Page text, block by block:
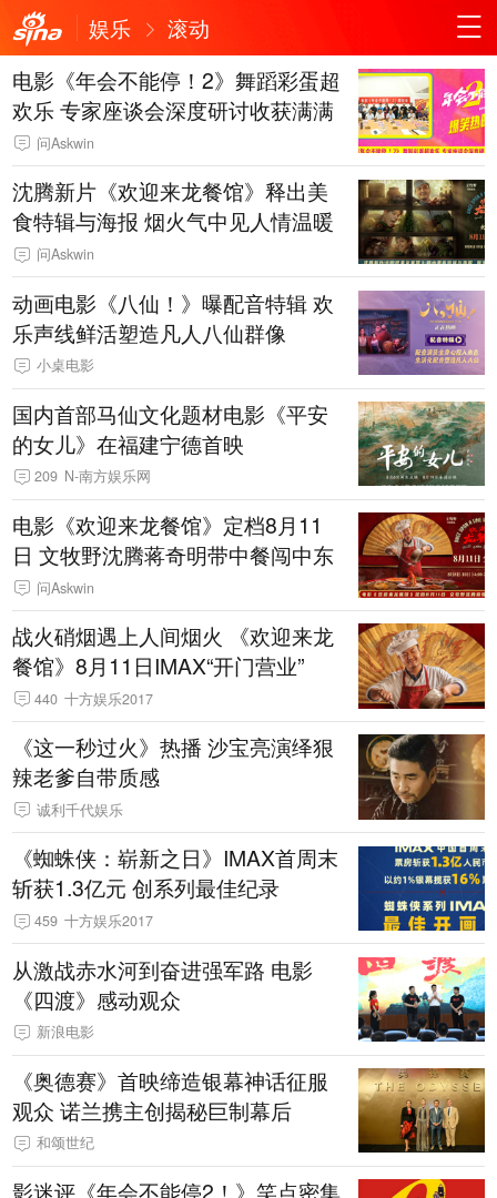
娱乐
滚动
电影《年会不能停！2》舞蹈彩蛋超
欢乐 专家座谈会深度研讨收获满满
问Askwin
沈腾新片《欢迎来龙餐馆》释出美
食特辑与海报 烟火气中见人情温暖
问Askwin
动画电影《八仙！》曝配音特辑 欢
乐声线鲜活塑造凡人八仙群像
小桌电影
国内首部马仙文化题材电影《平安
的女儿》在福建宁德首映
209 N-南方娱乐网
电影《欢迎来龙餐馆》定档8月11
日 文牧野沈腾蒋奇明带中餐闯中东
问Askwin
战火硝烟遇上人间烟火 《欢迎来龙
餐馆》8月11日IMAX“开门营业”
440 十方娱乐2017
《这一秒过火》热播 沙宝亮演绎狠
辣老爹自带质感
诚利千代娱乐
《蜘蛛侠：崭新之日》IMAX首周末
斩获1.3亿元 创系列最佳纪录
459 十方娱乐2017
从激战赤水河到奋进强军路 电影
《四渡》感动观众
新浪电影
《奥德赛》首映缔造银幕神话征服
观众 诺兰携主创揭秘巨制幕后
和颂世纪
影迷评《年会不能停2！》笑点密集